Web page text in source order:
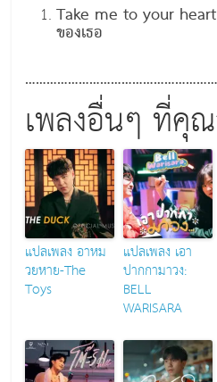
Take me to your heart
ของเธอ
เพลงอื่นๆ ที่คุ
แปลเพลง อาหม
วยหาย-The
Toys
แปลเพลง เอา
ปากกามาวง:
BELL
WARISARA